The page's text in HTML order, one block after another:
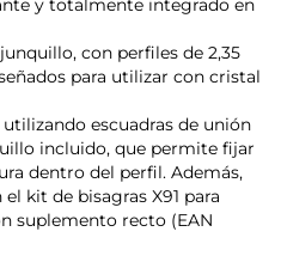
y totalmente integrado en
con perfiles de 2,35
para utilizar con cristal
escuadras de unión
incluido, que permite fijar
dentro del perfil. Además,
kit de bisagras X91 para
suplemento recto (EAN